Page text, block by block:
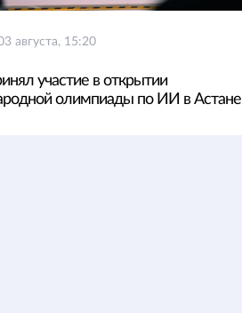
августа, 15:20
участие в открытии
олимпиады по ИИ в Астане